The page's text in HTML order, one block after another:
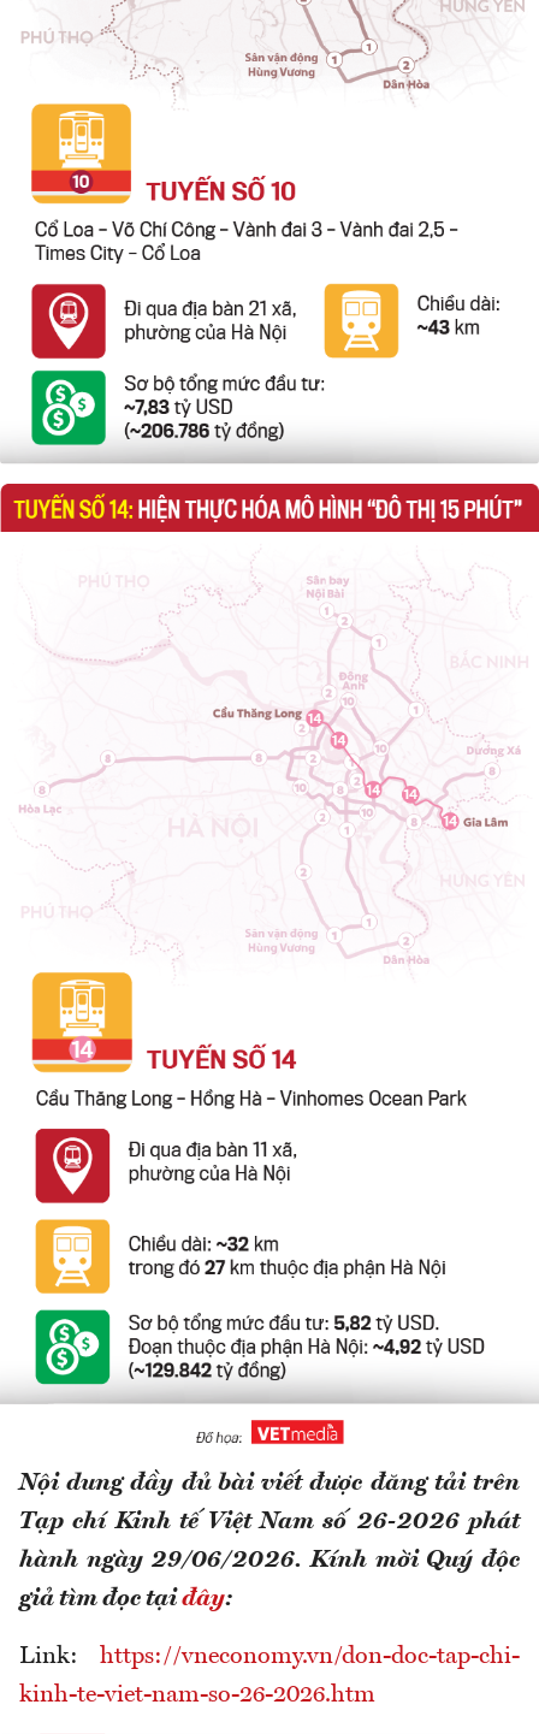
Nội dung đầy đủ bài viết được đăng tải trên
Tạp chí Kinh tế Việt Nam số 26-2026 phát
hành ngày 29/06/2026. Kính mời Quý độc
giả tìm đọc tại đây:
Link: https://vneconomy.vn/don-doc-tap-chi-
kinh-te-viet-nam-so-26-2026.htm